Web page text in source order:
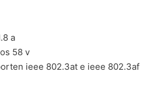
a
58 v
ieee 802.3at e ieee 802.3af